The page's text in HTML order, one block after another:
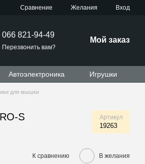
Сравнение Желания Вход
066 821-94-49
Перезвонить вам?
Мой заказ
Автоэлектроника Игрушки
для мышки
S Артикул
19263
К сравнению В желания